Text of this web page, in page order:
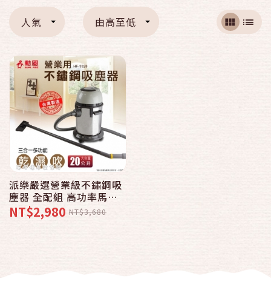
人氣 由高至低
派樂嚴選營業級不鏽鋼吸
塵器 全配組 高功率馬達
超強吸力 乾/濕/吹多功能
附各式吸嘴清潔刷刮片 台
NT$2,980 NT$3,680